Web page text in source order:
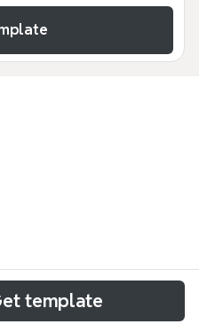
Distribuidos cubre 80
principales:
template